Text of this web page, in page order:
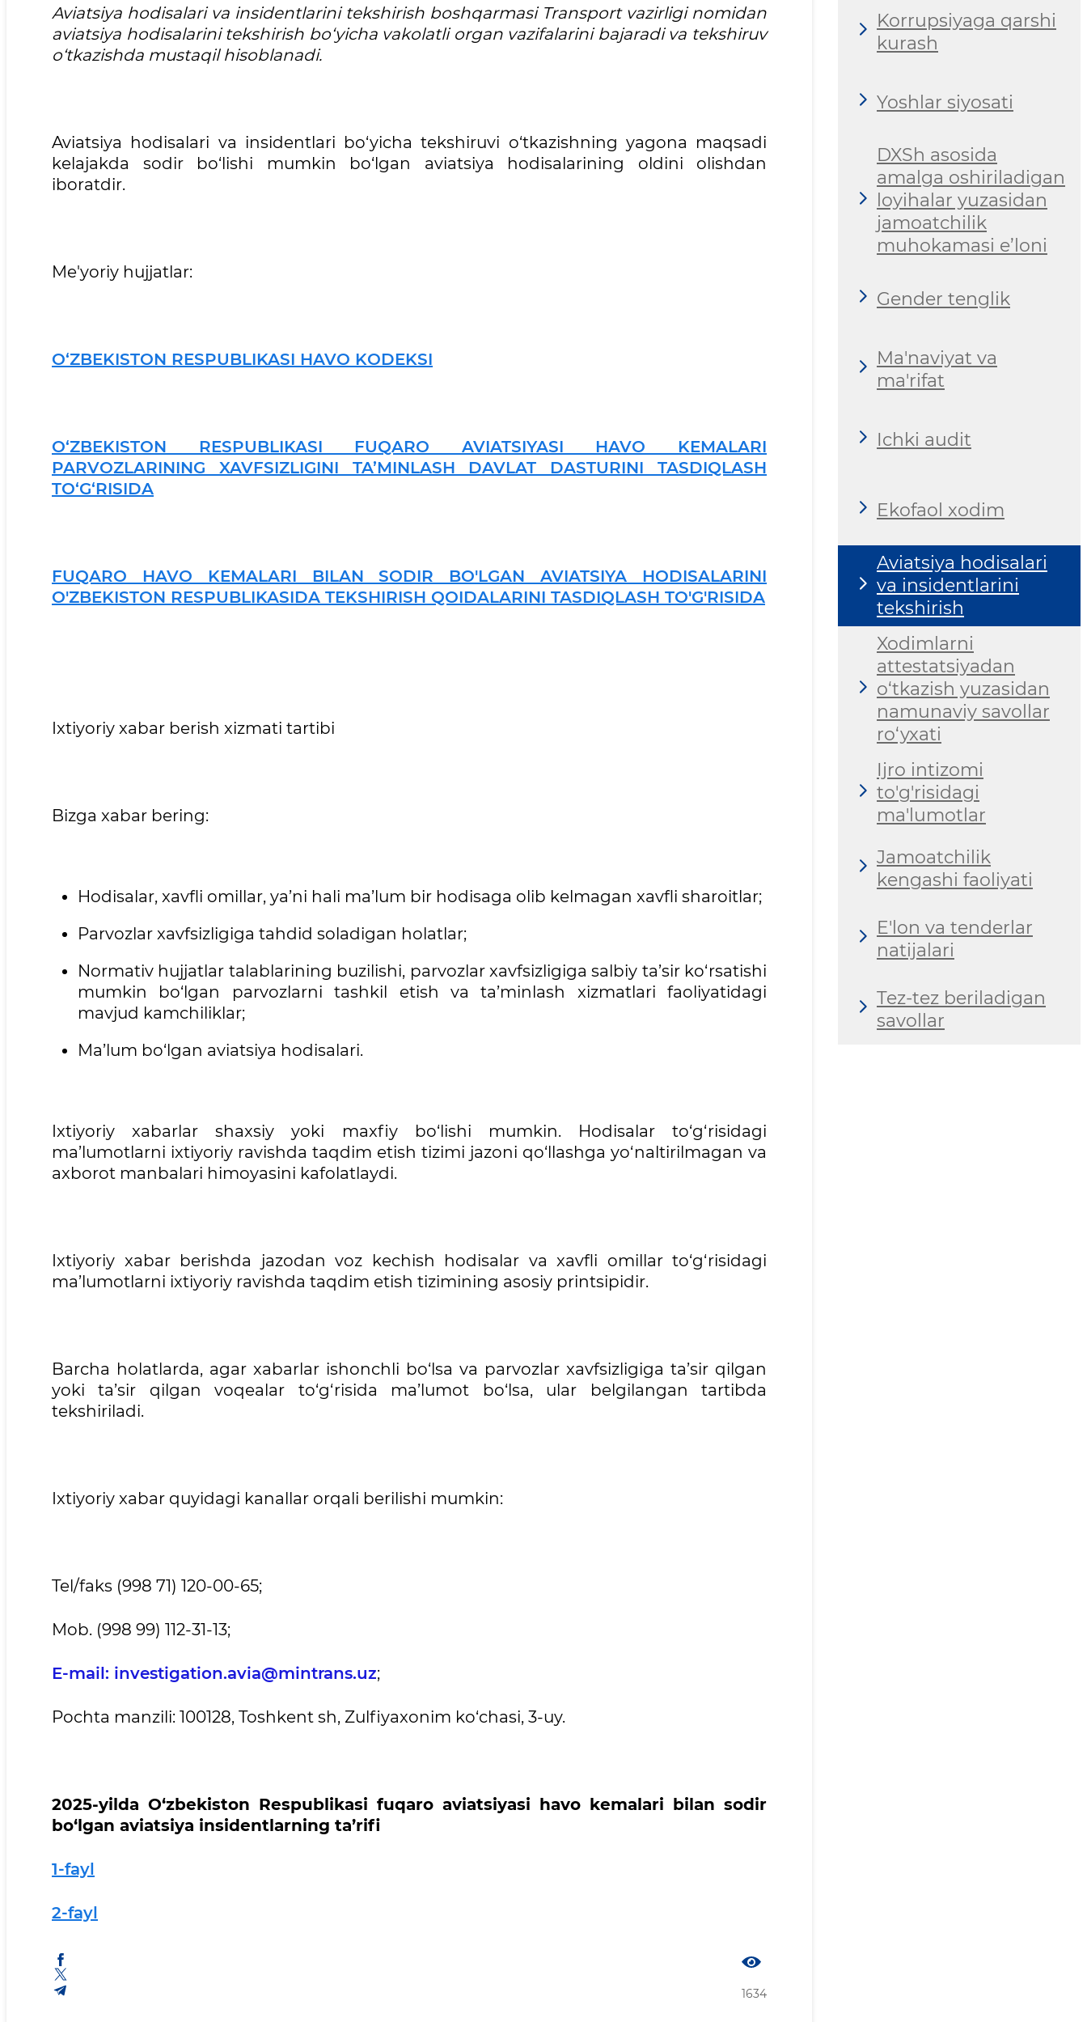
Aviatsiya hodisalari va insidentlarini tekshirish boshqarmasi​ Transport vazirligi nomidan
aviatsiya hodisalarini tekshirish bo‘yicha vakolatli organ vazifalarini bajaradi va tekshiruv
o‘tkazishda mustaqil hisoblanadi.
Aviatsiya hodisalari va insidentlari bo‘yicha tekshiruvi o‘tkazishning yagona maqsadi
kelajakda sodir bo‘lishi mumkin bo‘lgan aviatsiya hodisalarining oldini olishdan
iboratdir.
Me'yoriy hujjatlar:
O‘ZBEKISTON RESPUBLIKASI HAVO KODEKSI
O‘ZBEKISTON RESPUBLIKASI FUQARO AVIATSIYASI HAVO KEMALARI
PARVOZLARINING XAVFSIZLIGINI TA’MINLASH DAVLAT DASTURINI TASDIQLASH
TO‘G‘RISIDA
FUQARO HAVO KEMALARI BILAN SODIR BO'LGAN AVIATSIYA HODISALARINI
O'ZBEKISTON RESPUBLIKASIDA TEKSHIRISH QOIDALARINI TASDIQLASH TO'G'RISIDA
Ixtiyoriy xabar berish xizmati tartibi
Bizga xabar bering:
Hodisalar, xavfli omillar, ya’ni hali ma’lum bir hodisaga olib kelmagan xavfli sharoitlar;
Parvozlar xavfsizligiga tahdid soladigan holatlar;
Normativ hujjatlar talablarining buzilishi, parvozlar xavfsizligiga salbiy ta’sir ko‘rsatishi
mumkin bo‘lgan parvozlarni tashkil etish va ta’minlash xizmatlari faoliyatidagi
mavjud kamchiliklar;
Ma’lum bo‘lgan aviatsiya hodisalari.
Ixtiyoriy xabarlar shaxsiy yoki maxfiy bo‘lishi mumkin. Hodisalar to‘g‘risidagi
ma’lumotlarni ixtiyoriy ravishda taqdim etish tizimi jazoni qo‘llashga yo‘naltirilmagan va
axborot manbalari himoyasini kafolatlaydi.
Ixtiyoriy xabar berishda jazodan voz kechish hodisalar va xavfli omillar to‘g‘risidagi
ma’lumotlarni ixtiyoriy ravishda taqdim etish tizimining asosiy printsipidir.
Barcha holatlarda, agar xabarlar ishonchli bo‘lsa va parvozlar xavfsizligiga ta’sir qilgan
yoki ta’sir qilgan voqealar to‘g‘risida ma’lumot bo‘lsa, ular belgilangan tartibda
tekshiriladi.
Ixtiyoriy xabar quyidagi kanallar orqali berilishi mumkin:
Tel/faks (998 71) 120-00-65;
Mob. (998 99) 112-31-13;
E-mail: investigation.avia@mintrans.uz;
Pochta manzili: 100128, Toshkent sh, Zulfiyaxonim ko‘chasi, 3-uy.
2025-yilda O‘zbekiston Respublikasi fuqaro aviatsiyasi havo kemalari bilan sodir
bo‘lgan aviatsiya insidentlarning ta’rifi
1-fayl
2-fayl
1634
Korrupsiyaga qarshi
kurash
Yoshlar siyosati
DXSh asosida
amalga oshiriladigan
loyihalar yuzasidan
jamoatchilik
muhokamasi e’loni
Gender tenglik
Ma'naviyat va
ma'rifat
Ichki audit
Ekofaol xodim
Aviatsiya hodisalari
va insidentlarini
tekshirish
Xodimlarni
attestatsiyadan
o‘tkazish yuzasidan
namunaviy savollar
ro‘yxati
Ijro intizomi
to'g'risidagi
ma'lumotlar
Jamoatchilik
kengashi faoliyati
E'lon va tenderlar
natijalari
Tez-tez beriladigan
savollar